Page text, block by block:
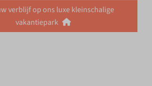
verblijf op ons luxe kleinschalige
vakantiepark